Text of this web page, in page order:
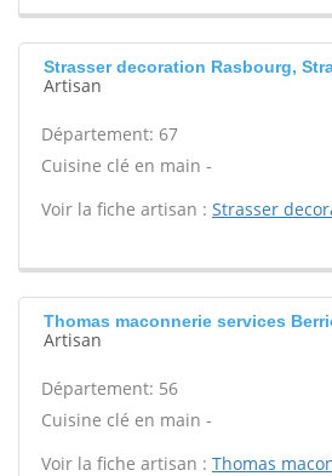
Strasser decoration Rasbourg,
Artisan
Département: 67
Cuisine clé en main -
Voir la fiche artisan : Strasser
Thomas maconnerie services
Artisan
Département: 56
Cuisine clé en main -
Voir la fiche artisan : Thomas